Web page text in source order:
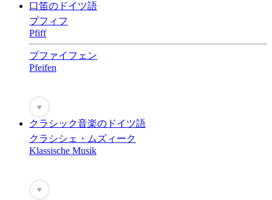
口笛のドイツ語
プフィフ
Pfiff
プファイフェン
Pfeifen
♥
クラシック音楽のドイツ語
クラシシェ・ムズィーク
Klassische Musik
♥